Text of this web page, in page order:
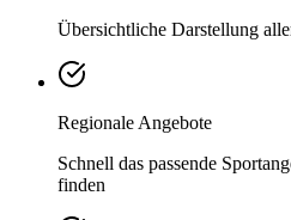
Übersichtliche Darstellung
Regionale Angebote
Schnell das passende
finden